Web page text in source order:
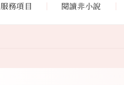
服務項目 閱讀非小說